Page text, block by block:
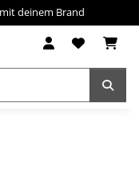
deinem Brand